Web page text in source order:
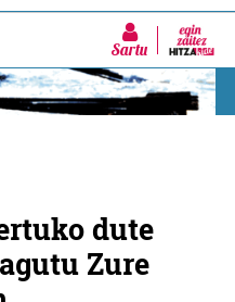
Sartu
dute
Zure